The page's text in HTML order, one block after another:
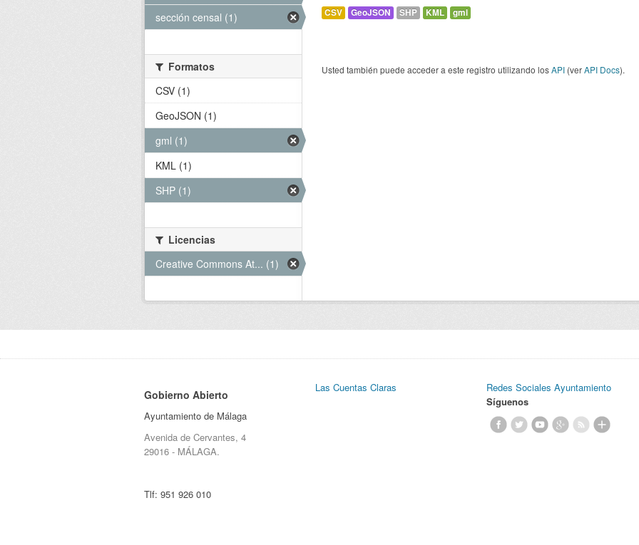
CSV GeoJSON SHP KML gml
Usted también puede acceder a este registro utilizando losAPI (verAPI Docs).
sección censal (1)
Formatos
CSV (1)
GeoJSON (1)
gml (1)
KML (1)
SHP (1)
Licencias
Creative Commons At... (1)
Gobierno Abierto
Ayuntamiento de Málaga
Avenida de Cervantes, 4
29016 - MÁLAGA.
Tlf: 951 926 010
Las Cuentas Claras
Redes Sociales Ayuntamiento
Síguenos